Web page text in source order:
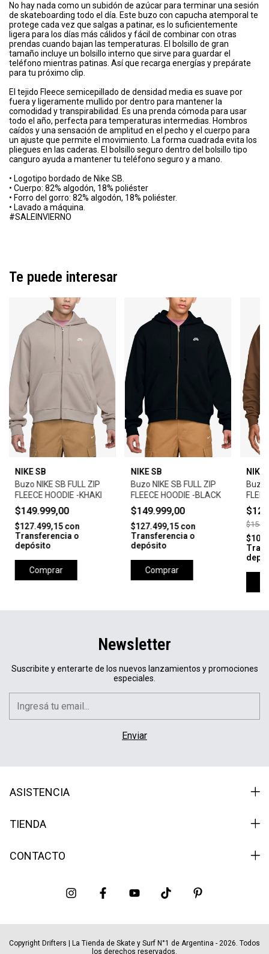
No hay nada como un subidón de azúcar para terminar una sesión
de skateboarding todo el día. Este buzo con capucha atemporal te
protege cada vez que salgas a patinar, es lo suficientemente
ligera para los días más cálidos y fácil de combinar con otras
prendas cuando bajan las temperaturas. El bolsillo de gran
tamaño incluye un bolsillo interno que sirve para guardar el
teléfono mientras patinas. Así que recarga energías y prepárate
para tu próximo clip.
El tejido Fleece semicepillado de densidad media es suave por
fuera y ligeramente mullido por dentro para mantener la
comodidad y transpirabilidad. Es una prenda cómoda para usar
todo el año, perfecta para temperaturas intermedias. Hombros
caídos y una sensación de amplitud en el pecho y el cuerpo para
un ajuste que permite el movimiento. La forma cuadrada evita los
pliegues en las caderas. El bolsillo seguro dentro del bolsillo tipo
canguro ayuda a mantener tu teléfono seguro y a mano.
• Logotipo bordado de Nike SB.
• Cuerpo: 82% algodón, 18% poliéster
• Forro del gorro: 82% algodón, 18% poliéster.
• Lavado a máquina.
#SALEINVIERNO
Te puede interesar
NIKE SB
Buzo NIKE SB FULL ZIP
FLEECE HOODIE -KHAKI
$149.999,00
$127.499,15con
Transferencia o
depósito
Comprar
NIKE SB
Buzo NIKE SB FULL ZIP
FLEECE HOODIE -BLACK
$149.999,00
$127.499,15con
Transferencia o
depósito
Comprar
NIKE
Buzo
Newsletter
Suscribite y enterarte de los nuevos lanzamientos y promociones
especiales.
ASISTENCIA
TIENDA
CONTACTO
Copyright Drifters | La Tienda de Skate y Surf N°1 de Argentina - 2026. Todos
los derechos reservados.